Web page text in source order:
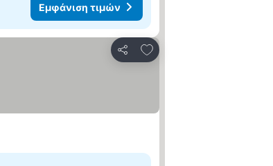
Εμφάνιση τιμών
Κοινοποίηση
Προσθήκη στα αγαπημένα